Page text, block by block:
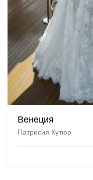
Венеция
Патрисия Кутюр